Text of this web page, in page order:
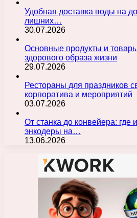
Удобная доставка воды на
лишних…
30.07.2026
Основные продукты и
здорового образа жизни
29.07.2026
Рестораны для праздников
корпоратива и мероприятий
03.07.2026
От станка до конвейера: где
энкодеры на…
13.06.2026